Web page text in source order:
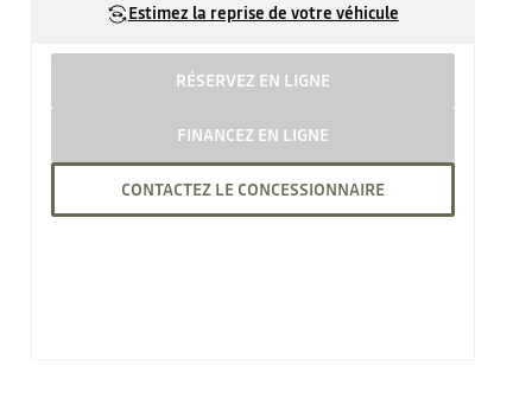
Estimez la reprise de votre véhicule
RÉSERVEZ EN LIGNE
FINANCEZ EN LIGNE
CONTACTEZ LE CONCESSIONNAIRE